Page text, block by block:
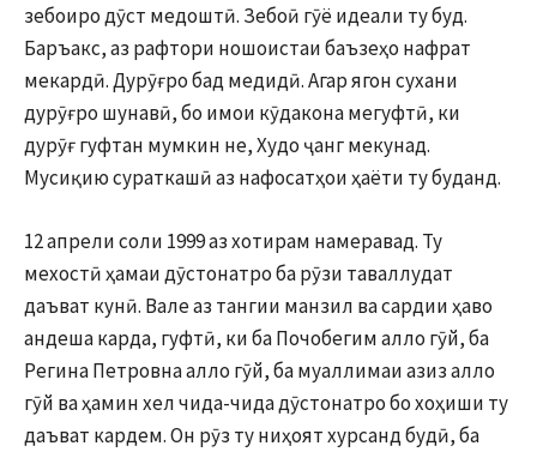
зебоиро дӯст медоштӣ. Зебоӣ гӯё идеали ту буд.
Баръакс, аз рафтори ношоистаи баъзеҳо нафрат
мекардӣ. Дурӯғро бад медидӣ. Агар ягон сухани
дурӯғро шунавӣ, бо имои кӯдакона мегуфтӣ, ки
дурӯғ гуфтан мумкин не, Худо ҷанг мекунад.
Мусиқию сураткашӣ аз нафосатҳои ҳаёти ту буданд.
12 апрели соли 1999 аз хотирам намеравад. Ту
мехостӣ ҳамаи дӯстонатро ба рӯзи таваллудат
даъват кунӣ. Вале аз тангии манзил ва сардии ҳаво
андеша карда, гуфтӣ, ки ба Почобегим алло гӯй, ба
Регина Петровна алло гӯй, ба муаллимаи азиз алло
гӯй ва ҳамин хел чида-чида дӯстонатро бо хоҳиши ту
даъват кардем. Он рӯз ту ниҳоят хурсанд будӣ, ба